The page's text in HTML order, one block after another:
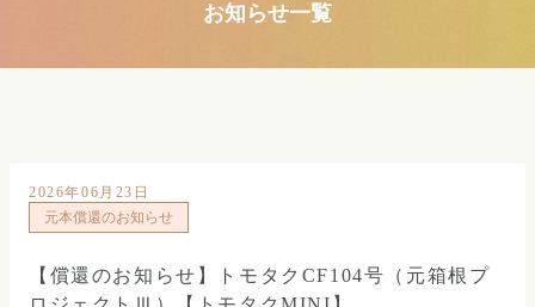
お知らせ一覧
2026年06月23日
元本償還のお知らせ
【償還のお知らせ】トモタクCF104号（元箱根プ